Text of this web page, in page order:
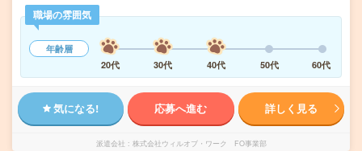
職場の雰囲気
年齢層
20代
30代 40代 50代 60代
気になる! 応募へ進む 詳しく見る
派遣会社 株式会社ウィルオブ・ワーク FO事業部